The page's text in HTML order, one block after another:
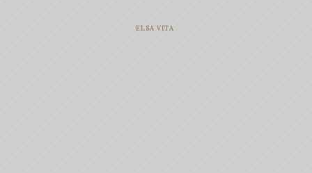
ELSA VITA